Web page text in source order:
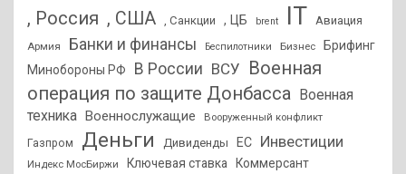
, Россия , США , Санкции , ЦБ brent IT Авиация
Армия Банки и финансы Беспилотники Бизнес
Брифинг
Минобороны РФ
В России ВСУ Военная
операция по защите Донбасса Военная
техника Военнослужащие Вооруженный конфликт
Газпром Деньги Дивиденды ЕС Инвестиции
Индекс МосБиржи Ключевая ставка Коммерсант